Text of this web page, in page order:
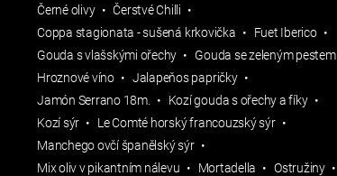
Černé olivy
Čerstvé Chilli
Coppa stagionata - sušená krkovička
Fuet Iberico
Gouda s vlašskými ořechy
Gouda se zeleným pestem
Hroznové víno
Jalapeňos papričky
Jamón Serrano 18m.
Kozí gouda s ořechy a fíky
Kozí sýr
Le Comté horský francouzský sýr
Manchego ovčí španělský sýr
Mix oliv v pikantním nálevu
Mortadella
Ostružiny